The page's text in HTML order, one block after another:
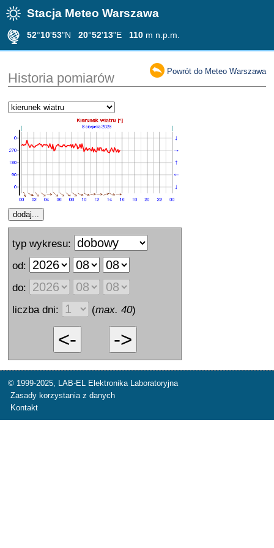
Stacja Meteo Warszawa
52°10'53"N 20°52'13"E 110 m n.p.m.
Powrót do Meteo Warszawa
Historia pomiarów
typ wykresu:
od:
do:
liczba dni:
(max. 40)
© 1999-2025, LAB-EL Elektronika Laboratoryjna
Zasady korzystania z danych
Kontakt